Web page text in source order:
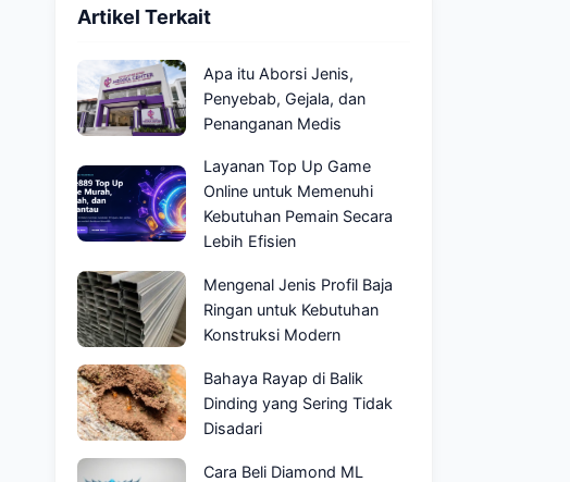
Artikel Terkait
Apa itu Aborsi Jenis,
Penyebab, Gejala, dan
Penanganan Medis
Layanan Top Up Game
Online untuk Memenuhi
Kebutuhan Pemain Secara
Lebih Efisien
Mengenal Jenis Profil Baja
Ringan untuk Kebutuhan
Konstruksi Modern
Bahaya Rayap di Balik
Dinding yang Sering Tidak
Disadari
Cara Beli Diamond ML